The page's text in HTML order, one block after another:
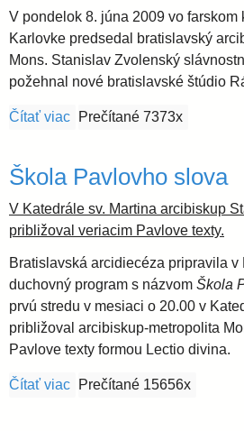
V pondelok 8. júna 2009 vo farskom
Karlovke predsedal bratislavský
Mons. Stanislav Zvolenský
požehnal nové bratislavské štúdio
Čítať viac o Požehnanie
Prečítané 7373x
Škola Pavlovho slova
V Katedrále sv. Martina arcibiskup
približoval veriacim Pavlove texty.
Bratislavská arcidiecéza pripravila v
duchovný program s názvom Škola
prvú stredu v mesiaci o 20.00 v
približoval arcibiskup-metropolita
Pavlove texty formou Lectio divina.
Čítať viac o Škola Pavlovho slova
Prečítané 15656x